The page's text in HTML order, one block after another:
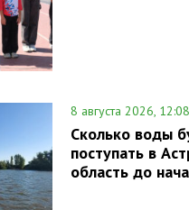
8 августа 2026, 12:08
Сколько воды
поступать в
область до